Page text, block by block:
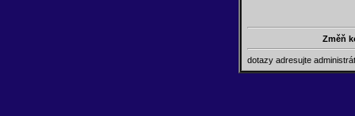
Změň
dotazy adresujte